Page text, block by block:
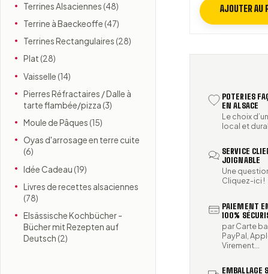
Terrines Alsaciennes (48)
Terrine à Baeckeoffe (47)
Terrines Rectangulaires (28)
Plat (28)
Vaisselle (14)
Pierres Réfractaires / Dalle à
tarte flambée/pizza (3)
Moule de Pâques (15)
Oyas d'arrosage en terre cuite
(6)
Idée Cadeau (19)
Livres de recettes alsaciennes
(78)
Elsässische Kochbücher -
Bücher mit Rezepten auf
Deutsch (2)
AJOUTER AU
POTERIES
EN ALSACE
Le choix
local et
SERVICE
JOIGNABLE
Une
Cliquez-ici !
PAIEMENT
100%
par Carte
PayPal,
Virement...
EMBALLAGE